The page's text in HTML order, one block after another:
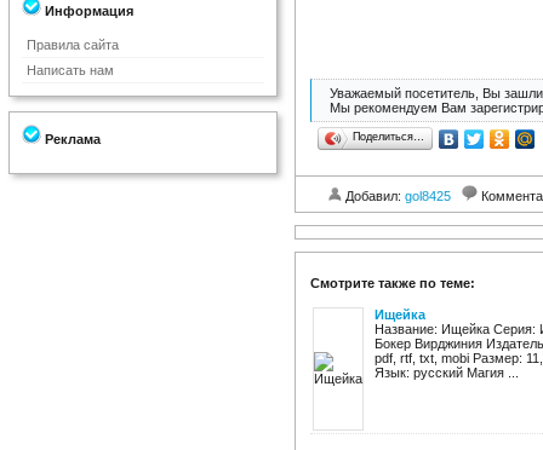
Информация
Правила сайта
Написать нам
Реклама
Уважаемый посетитель, Вы зашли
Мы рекомендуем Вам
Поделиться…
Добавил: gol8425
Смотрите также по теме:
Ищейка
Название: Ищейка Серия:
Бокер Вирджиния
pdf, rtf, txt, mobi Размер:
Язык: русский Магия ...